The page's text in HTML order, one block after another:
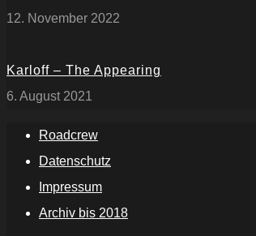
12. November 2022
Karloff – The Appearing
6. August 2021
Roadcrew
Datenschutz
Impressum
Archiv bis 2018